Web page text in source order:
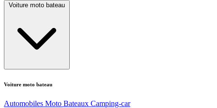
Voiture moto bateau
Voiture moto bateau
Automobiles Moto Bateaux Camping-car